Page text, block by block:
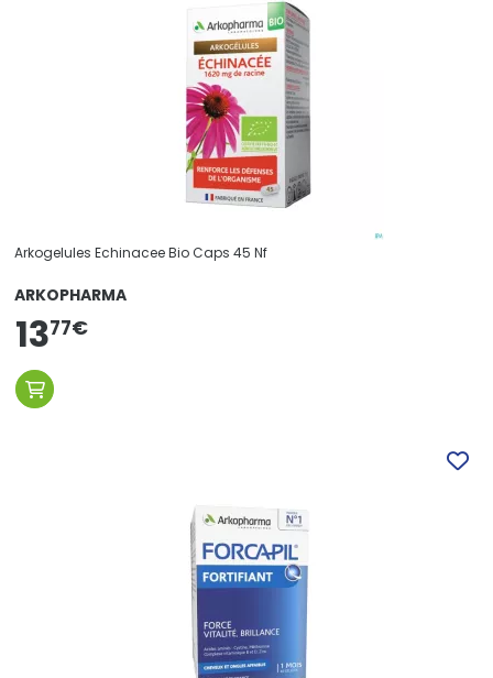
Arkogelules Echinacee Bio Caps 45 Nf
ARKOPHARMA
1377€